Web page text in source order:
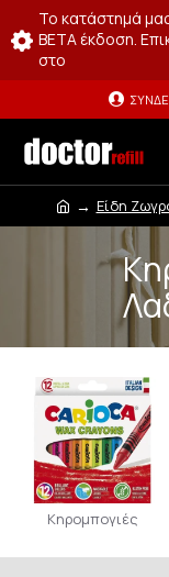
Το κατάστημά
BETA έκδοση.
στο
Είδη
Κηρομπογιές